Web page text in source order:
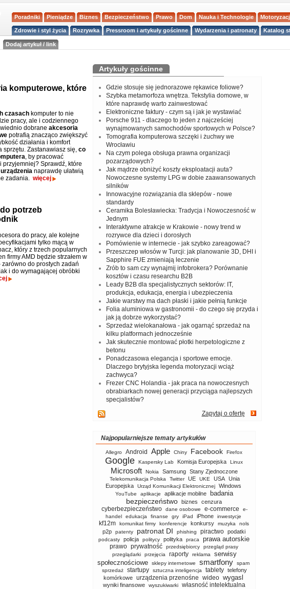
Poradniki Pieniądze Biznes Bezpieczeństwo Prawo Dom Nauka i Technologie
Zdrowie i styl życia Rozrywka Pressroom i artykuły gościnne Wydarzenia i patronaty Katalog
Dodaj artykuł / link
komputerowe, które
czasachkomputer to nie
pracy, ale i codziennego
dobrane akcesoria
potrafią znacząco zwiększyć
działania i komfort
sprzętu. Zastanawiasz się, co
, by pracować
przyjemniej? Sprawdź, które
naprawdę ułatwią
zadania. więcej
potrzeb
do pracy, ale kolejne
tylko mącą w
który z trzech popularnych
firmy AMD będzie strzałem w
zarówno do prostych zadań
i do wymagającej obróbki
Artykuły gościnne
Gdzie stosuje się jednorazowe rękawice foliowe?
Szybka metamorfoza wnętrza. Tekstylia domowe, w
które naprawdę warto zainwestować
Elektroniczne faktury - czym są i jak je wystawiać
Porsche 911 - dlaczego to jeden z najcześciej
wynajmowanych samochodów sportowych w Polsce?
Tomografia komputerowa szczęki i żuchwy we
Wrocławiu
Na czym polega obsługa prawna organizacji
pozarządowych?
Jak mądrze obniżyć koszty eksploatacji auta?
Nowoczesne systemy LPG w dobie zaawansowanych
silników
Innowacyjne rozwiązania dla sklepów - nowe
standardy
Ceramika Bolesławiecka: Tradycja i Nowoczesność w
Jednym
Interaktywne atrakcje w Krakowie - nowy trend w
rozrywce dla dzieci i dorosłych
Pomówienie w internecie - jak szybko zareagować?
Przeszczep włosów w Turcji: jak planowanie 3D, DHI i
Sapphire FUE zmieniają leczenie
Zrób to sam czy wynajmij infobrokera? Porównanie
kosztów i czasu researchu B2B
Leady B2B dla specjalistycznych sektorów: IT,
produkcja, edukacja, energia i ubezpieczenia
Jakie warstwy ma dach płaski i jakie pełnią funkcje
Folia aluminiowa w gastronomii - do czego się przyda i
jak ją dobrze wykorzystać?
Sprzedaż wielokanałowa - jak ogarnąć sprzedaż na
kilku platformach jednocześnie
Jak skutecznie montować płotki herpetologiczne z
betonu
Ponadczasowa elegancja i sportowe emocje.
Dlaczego brytyjska legenda motoryzacji wciąż
zachwyca?
Frezer CNC Holandia - jak praca na nowoczesnych
obrabiarkach nowej generacji przyciąga najlepszych
specjalistów?
Zapytaj o ofertę
Najpopularniejsze tematy artykułów
Allegro Android Apple Chiny Facebook Firefox
Google Kaspersky Lab Komisja Europejska Linux
Microsoft Nokia Samsung Stany Zjednoczone
Telekomunikacja Polska Twitter UE UKE USA
Unia
Europejska
Urząd Komunikacji Elektronicznej Windows
YouTube aplikacje aplikacje mobilne badania
bezpieczeństwo biznes cenzura
cyberbezpieczeństwo dane osobowe e-commerce
e-
handel
edukacja finanse gry iPad iPhone inwestycje
kf12m komunikat firmy konferencje konkursy muzyka nols
p2p patenty patronat DI phishing piractwo podatki
podcasty policja politycy polityka praca prawa autorskie
prawo prywatność przedsiębiorcy
przegląd prasy
przeglądarki
przejęcia raporty reklama
serwisy
społecznościowe
sklepy internetowe smartfony
spam
sprzedaż
startupy sztuczna inteligencja tablety telefony
komórkowe urządzenia przenośne wideo wygasl
wyniki finansowe wyszukiwarki własność intelektualna